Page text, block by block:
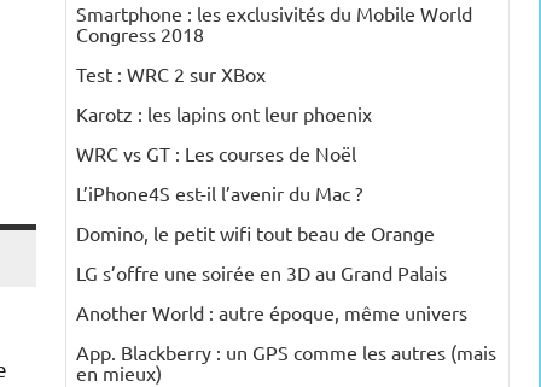
Smartphone : les exclusivités du Mobile World
Congress 2018
Test : WRC 2 sur XBox
Karotz : les lapins ont leur phoenix
WRC vs GT : Les courses de Noël
L’iPhone4S est-il l’avenir du Mac ?
Domino, le petit wifi tout beau de Orange
LG s’offre une soirée en 3D au Grand Palais
Another World : autre époque, même univers
App. Blackberry : un GPS comme les autres (mais
en mieux)